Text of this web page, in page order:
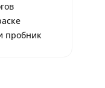
пробник